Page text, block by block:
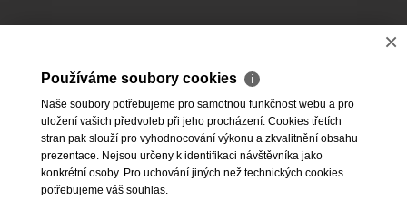
×
Používáme soubory cookies ℹ
Naše soubory potřebujeme pro samotnou funkčnost webu a pro
uložení vašich předvoleb při jeho procházení. Cookies třetích
stran pak slouží pro vyhodnocování výkonu a zkvalitnění obsahu
prezentace. Nejsou určeny k identifikaci návštěvníka jako
konkrétní osoby. Pro uchování jiných než technických cookies
potřebujeme váš souhlas.